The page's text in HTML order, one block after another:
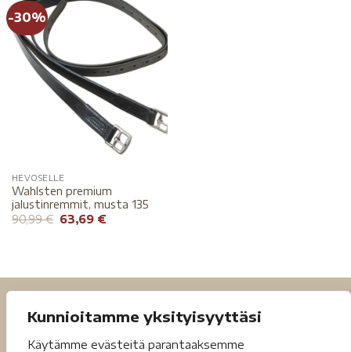
Kunnioitamme yksityisyyttäsi
Käytämme evästeitä parantaaksemme
-30%
HEVOSELLE
Wahlsten premium
jalustinremmit, musta 135
90,99€ 63,69 €